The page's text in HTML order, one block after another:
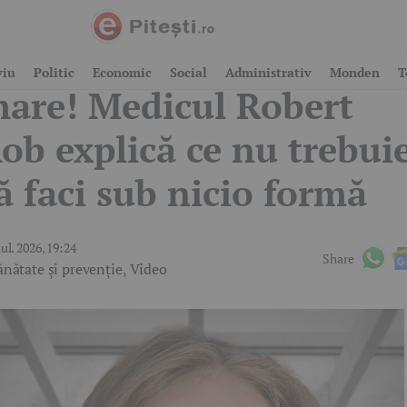
Politic Economic Social Administrativ Monden
în vacanța la
Medicul Robert
explică ce nu
faci sub nicio formă
2026, 19:24
și prevenție,Video
Share